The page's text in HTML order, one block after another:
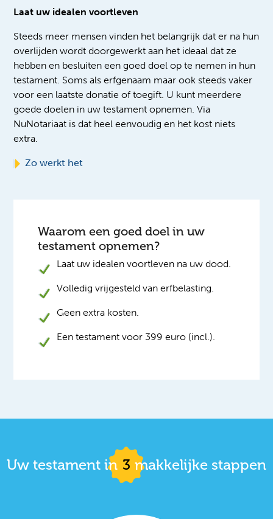
Laat uw idealen voortleven
Steeds meer mensen vinden het belangrijk dat er na hun
overlijden wordt doorgewerkt aan het ideaal dat ze
hebben en besluiten een goed doel op te nemen in hun
testament. Soms als erfgenaam maar ook steeds vaker
voor een laatste donatie of toegift. U kunt meerdere
goede doelen in uw testament opnemen. Via
NuNotariaat is dat heel eenvoudig en het kost niets
extra.
Zo werkt het
Waarom een goed doel in uw
testament opnemen?
Laat uw idealen voortleven na uw dood.
Volledig vrijgesteld van erfbelasting.
Geen extra kosten.
Een testament voor 399 euro (incl.).
Uw testament in 3 makkelijke stappen